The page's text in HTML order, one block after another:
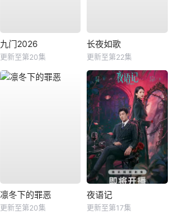
九门2026
更新至第20集
长夜如歌
更新至第22集
凛冬下的罪恶
更新至第20集
夜语记
更新至第17集